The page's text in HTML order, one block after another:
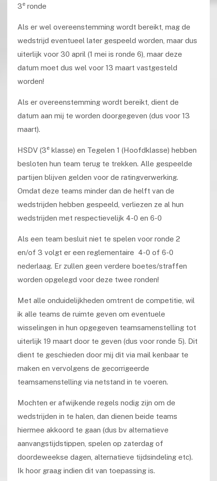
3e ronde
Als er wel overeenstemming wordt bereikt, mag de
wedstrijd eventueel later gespeeld worden, maar dus
uiterlijk voor 30 april (1 mei is ronde 6), maar deze
datum moet dus wel voor 13 maart vastgesteld
worden!
Als er overeenstemming wordt bereikt, dient de
datum aan mij te worden doorgegeven (dus voor 13
maart).
HSDV (3e klasse) en Tegelen 1 (Hoofdklasse) hebben
besloten hun team terug te trekken. Alle gespeelde
partijen blijven gelden voor de ratingverwerking.
Omdat deze teams minder dan de helft van de
wedstrijden hebben gespeeld, verliezen ze al hun
wedstrijden met respectievelijk 4-0 en 6-0
Als een team besluit niet te spelen voor ronde 2
en/of 3 volgt er een reglementaire 4-0 of 6-0
nederlaag. Er zullen geen verdere boetes/straffen
worden opgelegd voor deze twee ronden!
Met alle onduidelijkheden omtrent de competitie, wil
ik alle teams de ruimte geven om eventuele
wisselingen in hun opgegeven teamsamenstelling tot
uiterlijk 19 maart door te geven (dus voor ronde 5). Dit
dient te geschieden door mij dit via mail kenbaar te
maken en vervolgens de gecorrigeerde
teamsamenstelling via netstand in te voeren.
Mochten er afwijkende regels nodig zijn om de
wedstrijden in te halen, dan dienen beide teams
hiermee akkoord te gaan (dus bv alternatieve
aanvangstijdstippen, spelen op zaterdag of
doordeweekse dagen, alternatieve tijdsindeling etc).
Ik hoor graag indien dit van toepassing is.